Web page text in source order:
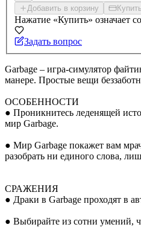
Добавить в корзину
Нажатие «Купить» означает
Задать вопрос
Garbage – игра-симулятор
манере. Простые вещи
ОСОБЕННОСТИ
● Проникнитесь леденящей
мир Garbage.
● Мир Garbage покажет вам
разобрать ни единого слова,
СРАЖЕНИЯ
● Драки в Garbage проходят в
● Выбирайте из сотни умений,